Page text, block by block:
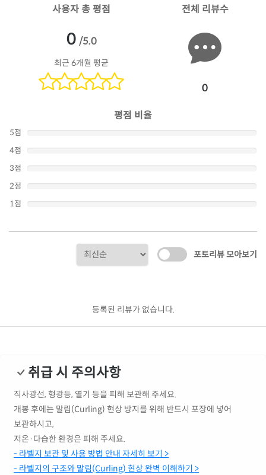
사용자 총 평점
0 /5.0
최근 6개월 평균
전체 리뷰수
0
평점 비율
5점
4점
3점
2점
1점
포토리뷰 모아보기
등록된 리뷰가 없습니다.
취급 시 주의사항
직사광선, 형광등, 열기 등을 피해 보관해 주세요.
개봉 후에는 말림(Curling) 현상 방지를 위해 반드시 포장에 넣어
보관하시고,
저온·다습한 환경은 피해 주세요.
- 라벨지 보관 및 사용 방법 안내 자세히 보기 >
- 라벨지의 구조와 말림(Curling) 현상 완벽 이해하기 >